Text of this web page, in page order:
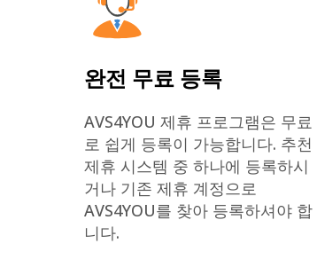
완전 무료 등록
AVS4YOU 제휴 프로그램은 무료
로 쉽게 등록이 가능합니다. 추천
제휴 시스템 중 하나에 등록하시
거나 기존 제휴 계정으로
AVS4YOU를 찾아 등록하셔야 합
니다.